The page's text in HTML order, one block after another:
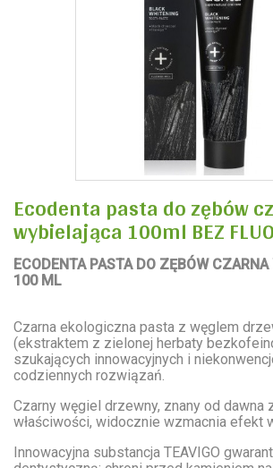
Ecodenta pasta do zębów
wybielająca 100ml BEZ
ECODENTA PASTA DO ZĘBÓW
100 ML
Czarna ekologiczna pasta z węglem
(ekstraktem z zielonej herbaty
szukających innowacyjnych i
codziennych rozwiązań.
Czarny węgiel drzewny, znany od dawna
właściwości, widocznie wzmacnia efekt
Innowacyjna substancja TEAVIGO